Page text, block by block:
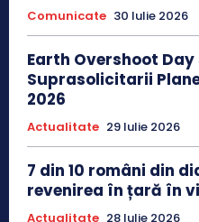
Comunicate 30 Iulie 2026
Earth Overshoot Day
Suprasolicitarii
2026
Actualitate 29 Iulie 2026
7 din 10 români din
revenirea în țară în
Actualitate 28 Iulie 2026